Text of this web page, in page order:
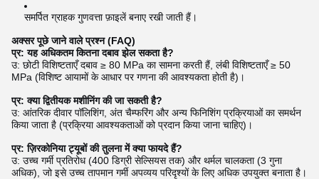
समर्पित ग्राहक गुणवत्ता फ़ाइलें बनाए रखी जाती हैं।
अक्सर पूछे जाने वाले प्रश्न (FAQ)
प्र: यह अधिकतम कितना दबाव झेल सकता है?
उ: छोटी विशिष्टताएँ दबाव ≥ 80 MPa का सामना करती हैं, लंबी विशिष्टताएँ ≥ 50
MPa (विशिष्ट आयामों के आधार पर गणना की आवश्यकता होती है)।
प्र: क्या द्वितीयक मशीनिंग की जा सकती है?
उ: आंतरिक दीवार पॉलिशिंग, अंत चैम्फरिंग और अन्य फिनिशिंग प्रक्रियाओं का समर्थन
किया जाता है (प्रक्रिया आवश्यकताओं को प्रदान किया जाना चाहिए)।
प्र: ज़िरकोनिया ट्यूबों की तुलना में क्या फायदे हैं?
उ: उच्च गर्मी प्रतिरोध (400 डिग्री सेल्सियस तक) और थर्मल चालकता (3 गुना
अधिक), जो इसे उच्च तापमान गर्मी अपव्यय परिदृश्यों के लिए अधिक उपयुक्त बनाता है।